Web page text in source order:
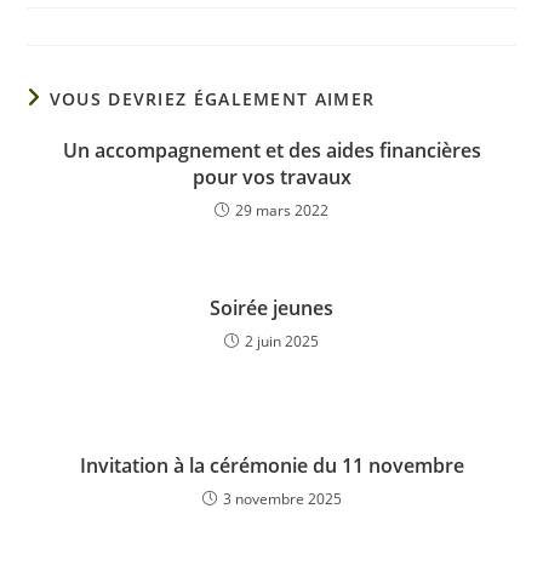
VOUS DEVRIEZ ÉGALEMENT AIMER
Un accompagnement et des aides financières
pour vos travaux
29 mars 2022
Soirée jeunes
2 juin 2025
Invitation à la cérémonie du 11 novembre
3 novembre 2025